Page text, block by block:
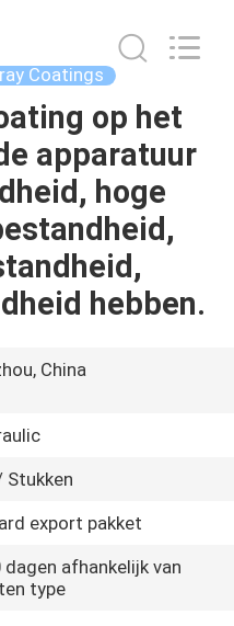
Coatings
op het
apparatuur
hoge
hebben.
China
Stukken
export pakket
dagen afhankelijk van
type